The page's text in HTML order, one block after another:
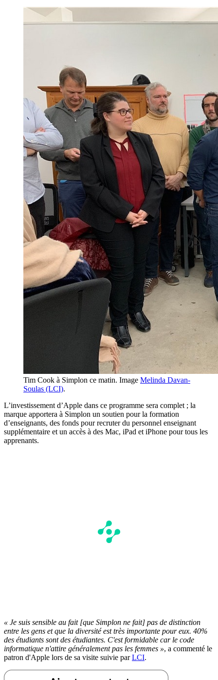
Tim Cook à Simplon ce matin. Image Melinda Davan-
Soulas (LCI).
L’investissement d’Apple dans ce programme sera complet ; la
marque apportera à Simplon un soutien pour la formation
d’enseignants, des fonds pour recruter du personnel enseignant
supplémentaire et un accès à des Mac, iPad et iPhone pour tous les
apprenants.
« Je suis sensible au fait [que Simplon ne fait] pas de distinction
entre les gens et que la diversité est très importante pour eux. 40%
des étudiants sont des étudiantes. C'est formidable car le code
informatique n'attire généralement pas les femmes », a commenté le
patron d'Apple lors de sa visite suivie parLCI.